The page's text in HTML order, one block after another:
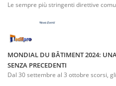
Le sempre più stringenti direttive
MONDIAL DU BÂTIMENT 2024:
SENZA PRECEDENTI
Dal 30 settembre al 3 ottobre scorsi,